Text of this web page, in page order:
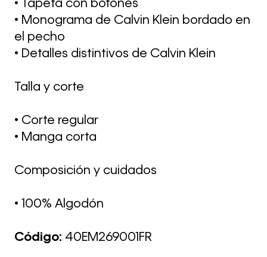
• Tapeta con botones
• Monograma de Calvin Klein bordado en
el pecho
• Detalles distintivos de Calvin Klein
Talla y corte
• Corte regular
• Manga corta
Composición y cuidados
• 100% Algodón
Código: 40EM269001FR